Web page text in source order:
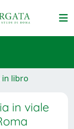
in libro
in viale